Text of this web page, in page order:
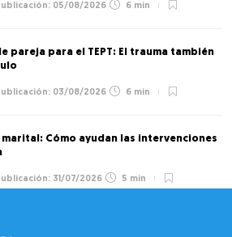
05/08/2026 6 min
pareja para el TEPT: El trauma también
03/08/2026 6 min
Cómo ayudan las intervenciones
31/07/2026 5 min